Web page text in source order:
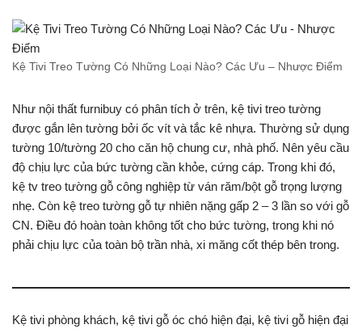
Kệ Tivi Treo Tường Có Những Loại Nào? Các Ưu – Nhược Điểm
Như nội thất furnibuy có phân tích ở trên, kệ tivi treo tường
được gắn lên tường bởi ốc vít và tắc kê nhựa. Thường sử dụng
tường 10/tường 20 cho căn hộ chung cư, nhà phố. Nên yêu cầu
độ chịu lực của bức tường cần khỏe, cứng cáp. Trong khi đó,
kệ tv treo tường gỗ công nghiệp từ ván răm/bột gỗ trọng lượng
nhẹ. Còn kệ treo tường gỗ tự nhiên nặng gấp 2 – 3 lần so với gỗ
CN. Điều đó hoàn toàn không tốt cho bức tường, trong khi nó
phải chịu lực của toàn bộ trần nhà, xi măng cốt thép bên trong.
Kệ tivi phòng khách, kệ tivi gỗ óc chó hiện đại, kệ tivi gỗ hiện đại